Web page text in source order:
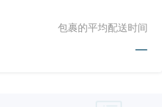
包裹的平均配送时间
—